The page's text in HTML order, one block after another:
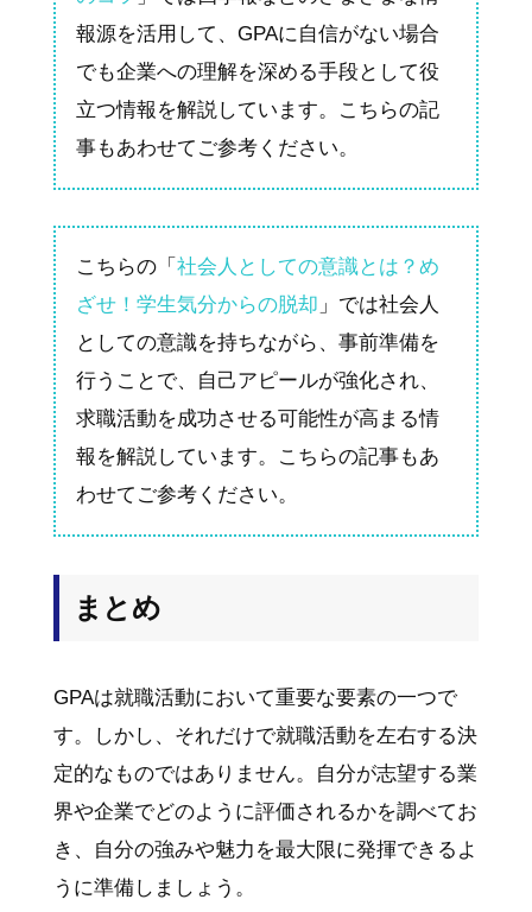
報源を活用して、GPAに自信がない場合
でも企業への理解を深める手段として役
立つ情報を解説しています。こちらの記
事もあわせてご参考ください。
こちらの「 社会人としての意識とは？め
ざせ！学生気分からの脱却 」では社会人
としての意識を持ちながら、事前準備を
行うことで、自己アピールが強化され、
求職活動を成功させる可能性が高まる情
報を解説しています。こちらの記事もあ
わせてご参考ください。
まとめ
GPAは就職活動において重要な要素の一つで
す。しかし、それだけで就職活動を左右する決
定的なものではありません。自分が志望する業
界や企業でどのように評価されるかを調べてお
き、自分の強みや魅力を最大限に発揮できるよ
うに準備しましょう。